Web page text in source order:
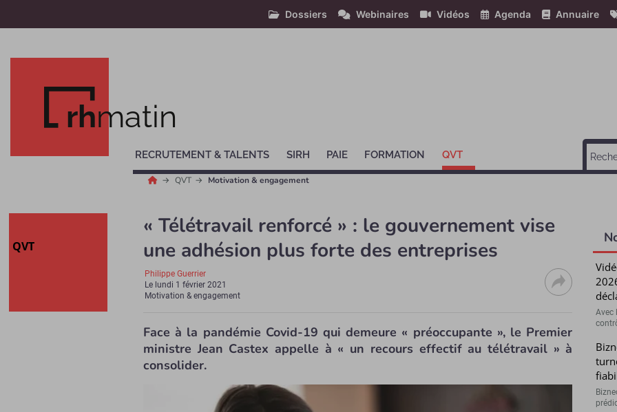
Dossiers Webinaires Vidéos Agenda Annuaire
rhmatin
RECRUTEMENT & TALENTS SIRH PAIE FORMATION QVT
QVT Motivation & engagement
QVT
« Télétravail renforcé » : le gouvernement vise
une adhésion plus forte des entreprises
Philippe Guerrier
Le lundi 1 février 2021
Motivation & engagement
Face à la pandémie Covid-19 qui demeure « préoccupante », le Premier
ministre Jean Castex appelle à « un recours effectif au télétravail » à
consolider.
Avec